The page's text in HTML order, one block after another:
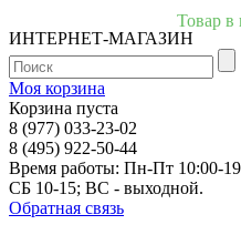
ИНТЕРНЕТ-МАГАЗИН
Моя корзина
Корзина пуста
8 (977) 033-23-02
8 (495) 922-50-44
Время работы: Пн-Пт 10:00-
СБ 10-15; ВС - выходной.
Обратная связь
Товар в